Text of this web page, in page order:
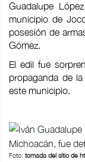
Guadalupe
municipio de
posesión de
Gómez.
El edil fue
propaganda de
este municipio.
Foto: tomada del sitio de